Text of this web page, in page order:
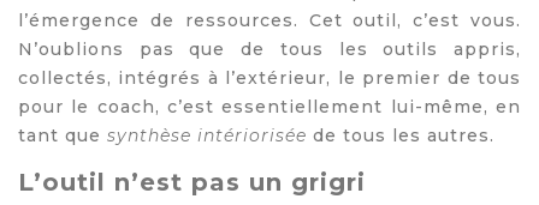
l’émergence de ressources. Cet outil, c’est vous.
N’oublions pas que de tous les outils appris,
collectés, intégrés à l’extérieur, le premier de tous
pour le coach, c’est essentiellement lui-même, en
tant que synthèse intériorisée de tous les autres.
L’outil n’est pas un grigri